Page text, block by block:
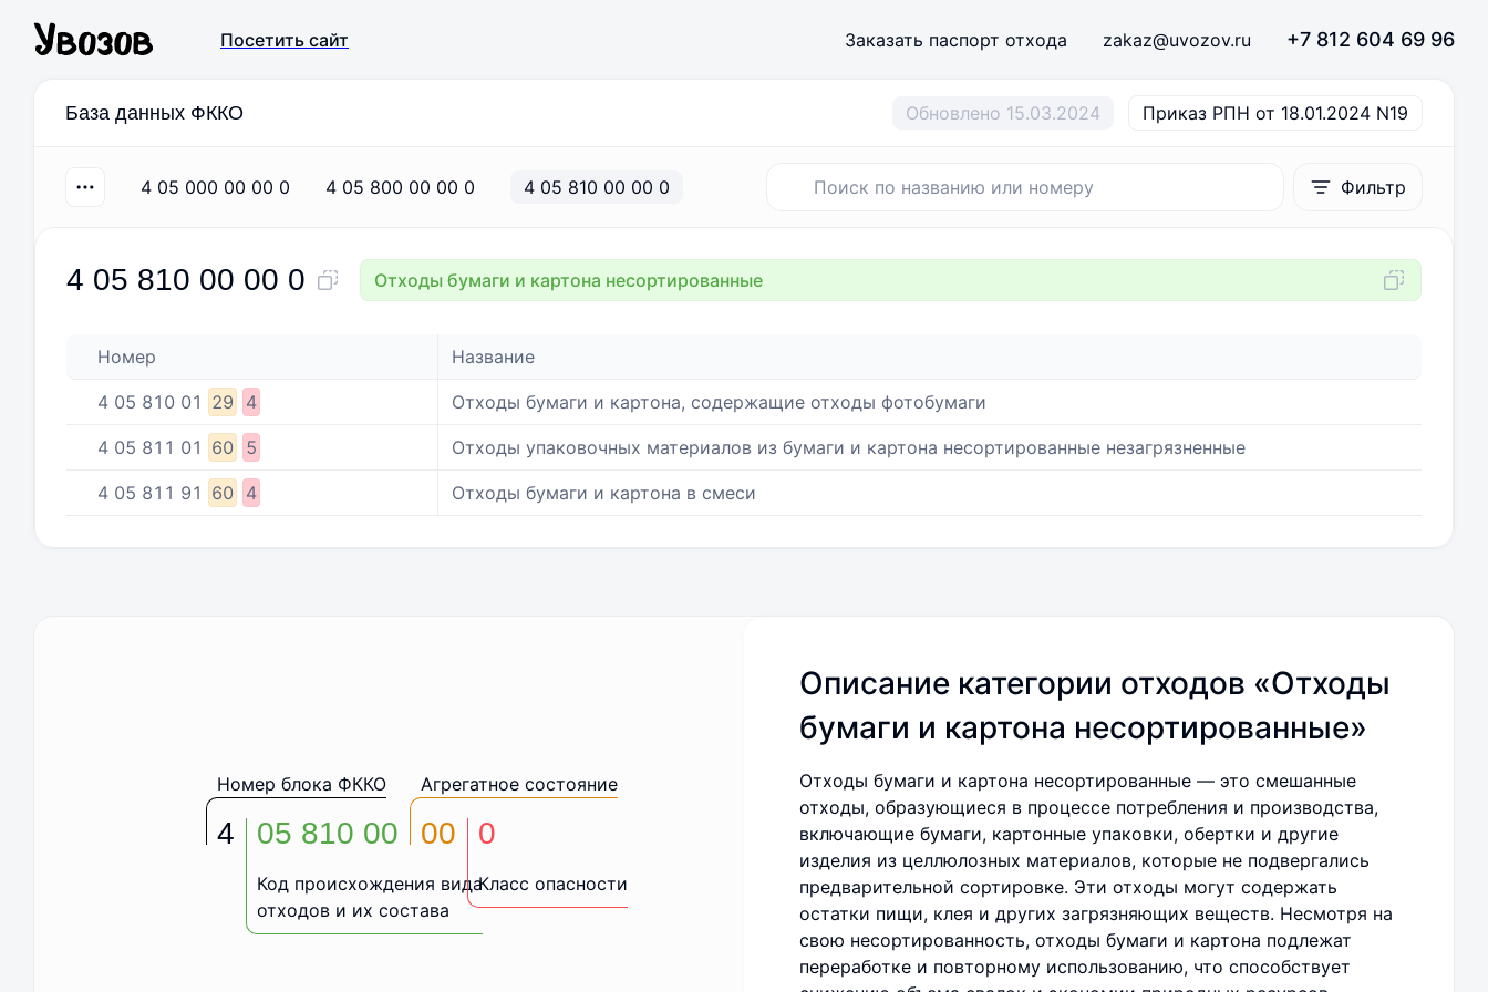
Посетить сайт Заказать паспорт отхода zakaz@uvozov.ru +7 812 604 69 96
База данных ФККО Обновлено 15.03.2024 Приказ РПН от 18.01.2024 N19
4 05 000 00 00 0 4 05 800 00 00 0 4 05 810 00 00 0 Фильтр
4 05 810 00 00 0 Отходы бумаги и картона несортированные
Номер Название
4 05 810 01 29 4 Отходы бумаги и картона, содержащие отходы фотобумаги
4 05 811 01 60 5 Отходы упаковочных материалов из бумаги и картона несортированные незагрязненные
4 05 811 91 60 4 Отходы бумаги и картона в смеси
4
Номер блока ФККО
Код происхождения вида
отходов и их состава
05 810 00
Агрегатное состояние
00
Класс опасности
0
Описание категории отходов «Отходы
бумаги и картона несортированные»
Отходы бумаги и картона несортированные — это смешанные
отходы, образующиеся в процессе потребления и производства,
включающие бумаги, картонные упаковки, обертки и другие
изделия из целлюлозных материалов, которые не подвергались
предварительной сортировке. Эти отходы могут содержать
остатки пищи, клея и других загрязняющих веществ. Несмотря на
свою несортированность, отходы бумаги и картона подлежат
переработке и повторному использованию, что способствует